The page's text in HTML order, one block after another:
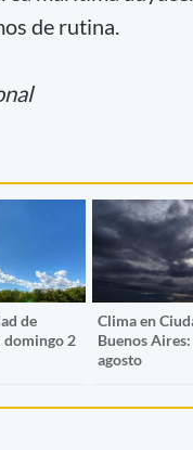
de rutina.
de
domingo 2
Clima en
Buenos
agosto